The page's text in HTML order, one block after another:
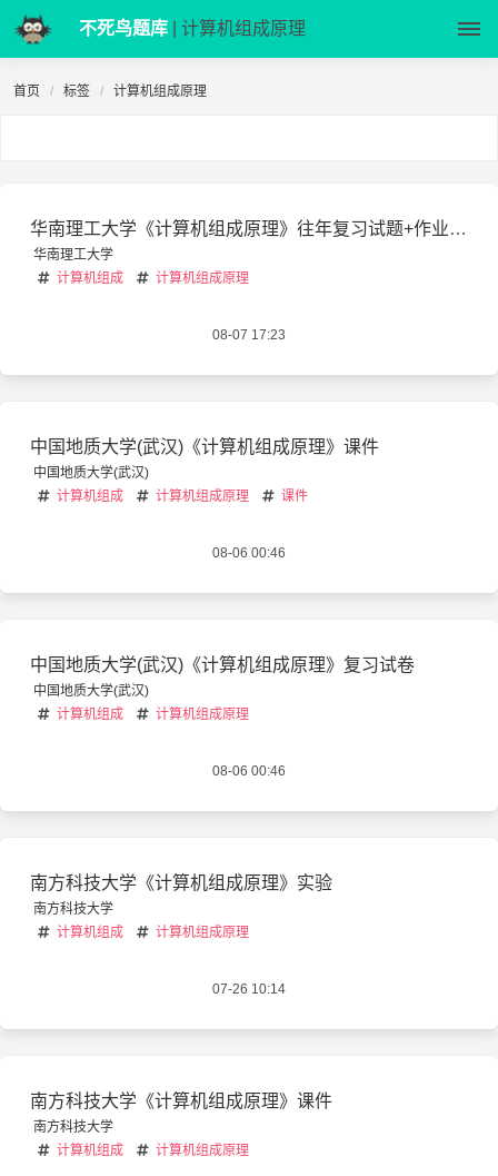
不死鸟题库 | 计算机组成原理
首页 标签 计算机组成原理
华南理工大学《计算机组成原理》往年复习试题+作业答案
华南理工大学
计算机组成
计算机组成原理
08-07 17:23
中国地质大学(武汉)《计算机组成原理》课件
中国地质大学(武汉)
计算机组成
计算机组成原理 课件
08-06 00:46
中国地质大学(武汉)《计算机组成原理》复习试卷
中国地质大学(武汉)
计算机组成
计算机组成原理
08-06 00:46
南方科技大学《计算机组成原理》实验
南方科技大学
计算机组成
计算机组成原理
07-26 10:14
南方科技大学《计算机组成原理》课件
南方科技大学
计算机组成
计算机组成原理